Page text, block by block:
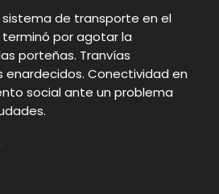
de transporte en el
terminó por agotar la
porteñas. Tranvías
enardecidos. Conectividad en
social ante un problema